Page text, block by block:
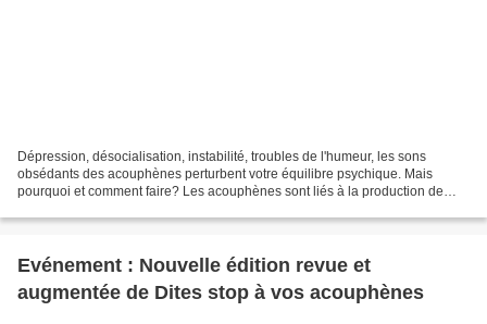
Dépression, désocialisation, instabilité, troubles de l'humeur, les sons
obsédants des acouphènes perturbent votre équilibre psychique. Mais
pourquoi et comment faire? Les acouphènes sont liés à la production de
Evénement : Nouvelle édition revue et
augmentée de Dites stop à vos acouphènes